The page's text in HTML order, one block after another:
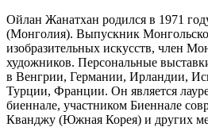
Ойлан Жанатхан родился в 1971
(Монголия). Выпускник
изобразительных искусств, член
художников. Персональные
в Венгрии, Германии, Ирландии,
Турции, Франции. Он является
биеннале, участником Биеннале
Кванджу (Южная Корея) и других